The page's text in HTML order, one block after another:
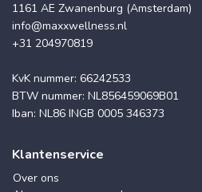
1161 AE Zwanenburg (Amsterdam)
info@maxxwellness.nl
+31 204970819
KvK nummer: 66242533
BTW nummer: NL856459069B01
Iban: NL86 INGB 0005 346373
Klantenservice
Over ons